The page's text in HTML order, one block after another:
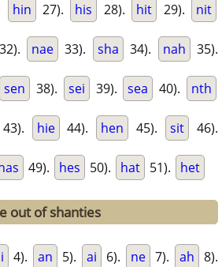
hin 27). his 28). hit 29). nit
32). nae 33). sha 34). nah 35).
sen 38). sei 39). sea 40). nth
43). hie 44). hen 45). sit 46).
49). hes 50). hat 51). het
out of shanties
4). an 5). ai 6). ne 7). ah 8).